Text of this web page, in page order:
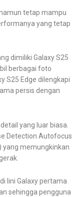
tetap mampu
yang tetap
dimiliki Galaxy S25
berbagai foto
S25 Edge dilengkapi
persis dengan
yang luar biasa.
Detection Autofocus
yang memungkinkan
lini Galaxy pertama
sehingga pengguna